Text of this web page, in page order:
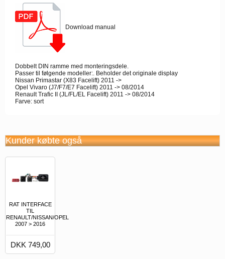
Download manual
Dobbelt DIN ramme med monteringsdele.
Passer til følgende modeller:. Beholder det originale display
Nissan Primastar (X83 Facelift) 2011 ->
Opel Vivaro (J7/F7/E7 Facelift) 2011 -> 08/2014
Renault Trafic II (JL/FL/EL Facelift) 2011 -> 08/2014
Farve: sort
Kunder købte også
RAT INTERFACE
TIL
RENAULT/NISSAN/OPEL
2007 > 2016
DKK 749,00